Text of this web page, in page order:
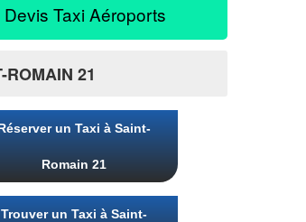
Devis Taxi Aéroports
ROMAIN 21
un Taxi à Saint-
Romain 21
Trouver un Taxi à Saint-